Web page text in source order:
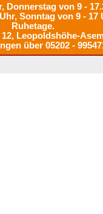
von 9 -
Sonntag von 9 -
Ruhetage.
Leopoldshöhe-
über 05202 -